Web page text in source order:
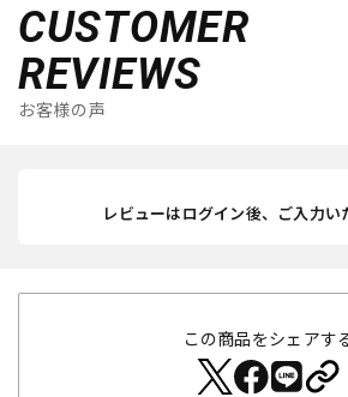
CUSTOMER
REVIEWS
お客様の声
レビューはログイン後、ご入力い
この商品をシェアす